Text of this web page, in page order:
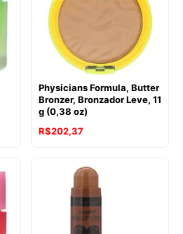
Physicians Formula, Butter
Bronzer, Bronzador Leve, 11
g (0,38 oz)
R$202,37